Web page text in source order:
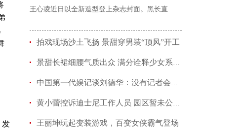
发
王心凌近日以全新造型登上杂志封面。黑长直
拍戏现场沙土飞扬 景甜穿男装“顶风”开工
景甜长裙细腰气质出众 满分诠释少女系优雅
中国第一代娱记谈刘德华：没有记者会不喜欢他
黄小蕾控诉迪士尼工作人员 园区暂未公开回应当事
王丽坤玩起变装游戏，百变女侠霸气登场